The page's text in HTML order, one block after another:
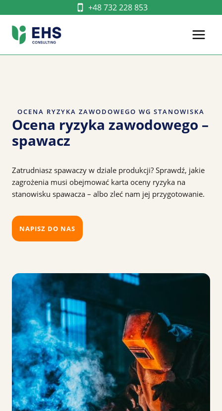
do
treści
+48 732 228 853
OCENA RYZYKA ZAWODOWEGO WG STANOWISKA
Ocena ryzyka zawodowego –
spawacz
Zatrudniasz spawaczy w dziale produkcji? Sprawdź, jakie
zagrożenia musi obejmować karta oceny ryzyka na
stanowisku spawacza – albo zleć nam jej przygotowanie.
NAPISZ DO NAS